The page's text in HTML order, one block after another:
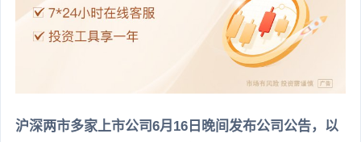
沪深两市多家上市公司6月16日晚间发布公司公告，以